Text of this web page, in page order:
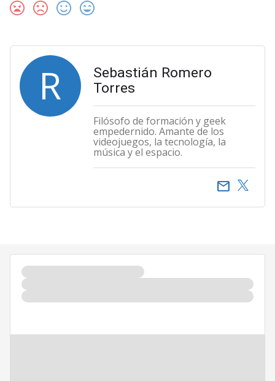
R
Sebastián Romero
Torres
Filósofo de formación y geek
empedernido. Amante de los
videojuegos, la tecnología, la
música y el espacio.
email